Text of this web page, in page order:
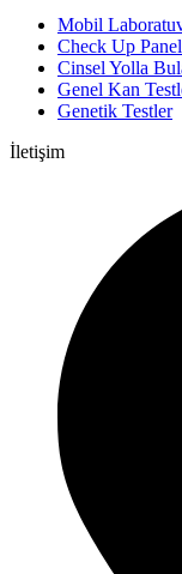
Mobil
Check Up
Cinsel Yolla
Genel Kan
Genetik Testler
İletişim